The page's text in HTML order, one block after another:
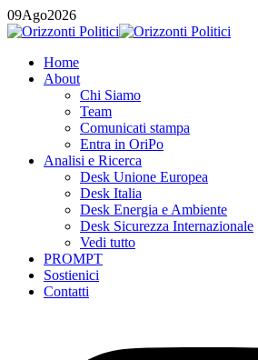
09Ago2026
Home
About
Chi Siamo
Team
Comunicati stampa
Entra in OriPo
Analisi e Ricerca
Desk Unione Europea
Desk Italia
Desk Energia e Ambiente
Desk Sicurezza Internazionale
Vedi tutto
PROMPT
Sostienici
Contatti